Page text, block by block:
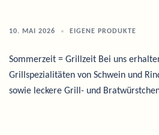
10. MAI 2026 EIGENE PRODUKTE
Sommerzeit = Grillzeit Bei uns
Grillspezialitäten von Schwein und
sowie leckere Grill- und